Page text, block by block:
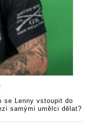
se Lenny vstoupit do
samými umělci dělat?